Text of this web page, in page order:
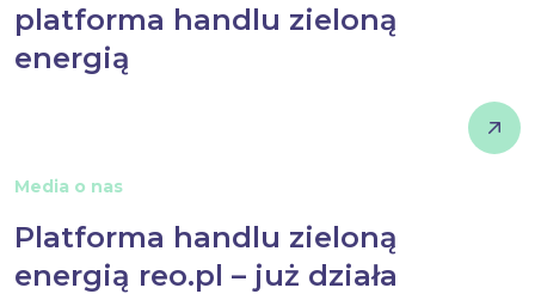
platforma handlu zieloną
energią
Media o nas
Platforma handlu zieloną
energią reo.pl – już działa